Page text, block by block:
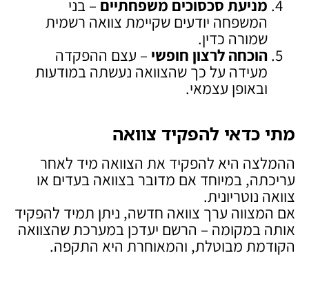
מניעת סכסוכים משפחתיים – בני
המשפחה יודעים שקיימת צוואה רשמית
שמורה כדין.
הוכחה לרצון חופשי – עצם ההפקדה
מעידה על כך שהצוואה נעשתה במודעות
ובאופן עצמאי.
מתי כדאי להפקיד צוואה
ההמלצה היא להפקיד את הצוואה מיד לאחר
עריכתה, במיוחד אם מדובר בצוואה בעדים או
צוואה נוטריונית.
אם המצווה ערך צוואה חדשה, ניתן תמיד להפקיד
אותה במקומה – הרשם יעדכן במערכת שהצוואה
הקודמת מבוטלת, והמאוחרת היא התקפה.